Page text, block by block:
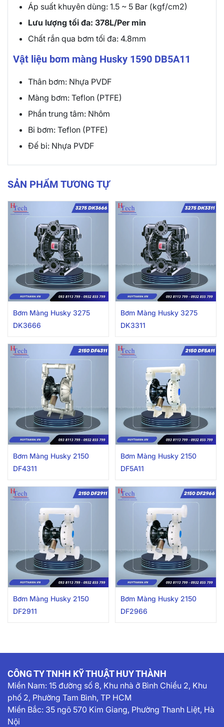
Áp suất khuyên dùng: 1.5 ~ 5 Bar (kgf/cm2)
Lưu lượng tối đa: 378L/Per min
Chất rắn qua bơm tối đa: 4.8mm
Vật liệu bơm màng Husky 1590 DB5A11
Thân bơm: Nhựa PVDF
Màng bơm: Teflon (PTFE)
Phần trung tâm: Nhôm
Bi bơm: Teflon (PTFE)
Đế bi: Nhựa PVDF
SẢN PHẨM TƯƠNG TỰ
Bơm Màng Husky 3275
DK3666
Bơm Màng Husky 3275
DK3311
Bơm Màng Husky 2150
DF4311
Bơm Màng Husky 2150
DF5A11
Bơm Màng Husky 2150
DF2911
Bơm Màng Husky 2150
DF2966
CÔNG TY TNHH KỸ THUẬT HUY THÀNH
Miền Nam: 15 đường số 8, Khu nhà ở Bình Chiểu 2, Khu
phố 2, Phường Tam Bình, TP HCM
Miền Bắc: 35 ngõ 570 Kim Giang, Phường Thanh Liệt, Hà
Nội